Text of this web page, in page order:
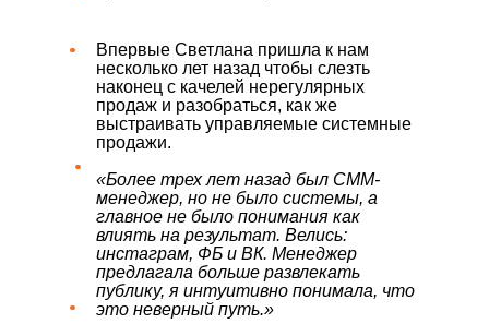
Впервые Светлана пришла к нам
несколько лет назад чтобы слезть
наконец с качелей нерегулярных
продаж и разобраться, как же
выстраивать управляемые системные
продажи.
«Более трех лет назад был СММ-
менеджер, но не было системы, а
главное не было понимания как
влиять на результат. Велись:
инстаграм, ФБ и ВК. Менеджер
предлагала больше развлекать
публику, я интуитивно понимала, что
это неверный путь.»